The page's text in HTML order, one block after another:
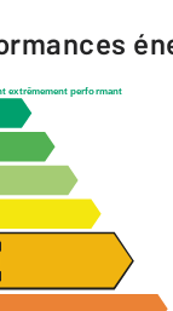
extrêmement performant